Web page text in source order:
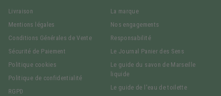
Livraison
Mentions légales
Conditions Générales de Vente
Sécurité de Paiement
Politique cookies
Politique de confidentialité
RGPD
La marque
Nos engagements
Responsabilité
Le Journal Panier des Sens
Le guide du savon de Marseille
liquide
Le guide de l'eau de toilette